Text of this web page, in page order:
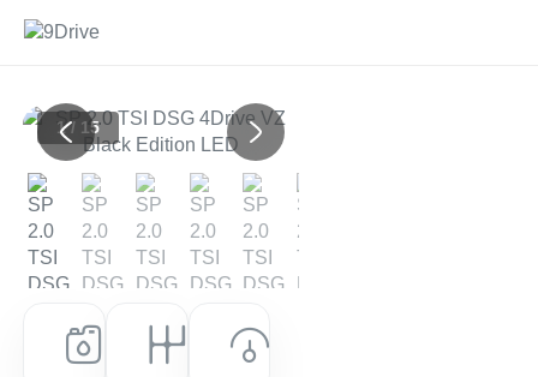
Previous Next
1 / 15
Kraftstoff
Benzin Automatik
Leistung (PS)
333 PS (245 kW)